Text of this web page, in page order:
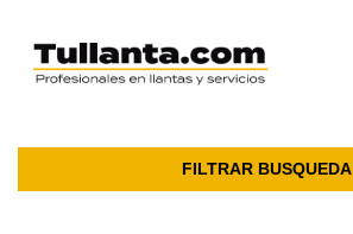
FILTRAR BUSQUEDA